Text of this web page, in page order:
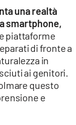
una realtà
smartphone,
piattaforme
di fronte a
in
ai genitori.
questo
e